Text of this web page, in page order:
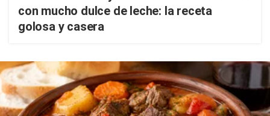
con mucho dulce de leche: la receta
golosa y casera